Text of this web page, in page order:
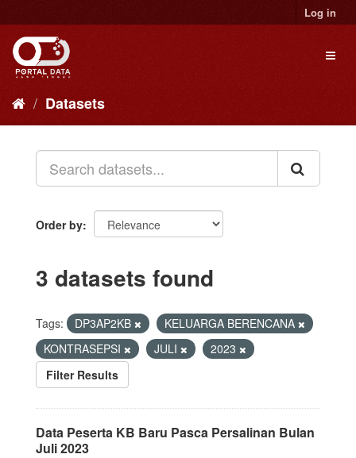
to
content
Log in
Datasets
Order by
3 datasets found
Tags: DP3AP2KB
KELUARGA BERENCANA
KONTRASEPSI
JULI
2023
Filter Results
Data Peserta KB Baru Pasca Persalinan Bulan
Juli 2023